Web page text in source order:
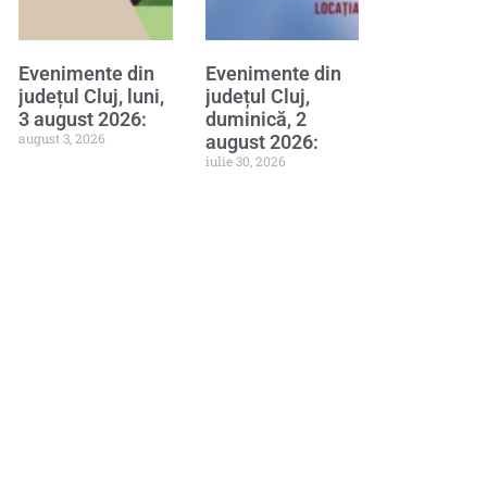
Evenimente din
județul Cluj, luni,
3 august 2026:
august 3, 2026
Evenimente din
județul Cluj,
duminică, 2
august 2026:
iulie 30, 2026